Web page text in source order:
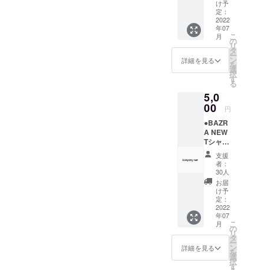
くださ
る方、
リター
ンはい
らない
という
ご機嫌
な方！
な、あ
なたの
心意気
に感謝
いたし
ま
す！！
！ イベ
ント終
了後、
井上鉄
平がイ
ラスト
付きお
礼メー
ルを送
らせて
け予
定：
2022
年07
月
詳細を見る
こ
の
リ
タ
ー
ン
を
選
択
す
る
5,0
00 円
●BAZR
A NEW
Tシャツ
で応
援！
￥5,000
(送料込
※BAZR
A NEW
Tシャツ
で応援
(S,M,L,
XLから
選んで
くださ
支援
者：
30人
お届
け予
定：
2022
年07
月
詳細を見る
こ
の
リ
タ
ー
ン
を
選
択
す